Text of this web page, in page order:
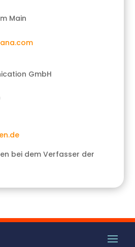
Main
GmbH
bei dem Verfasser der